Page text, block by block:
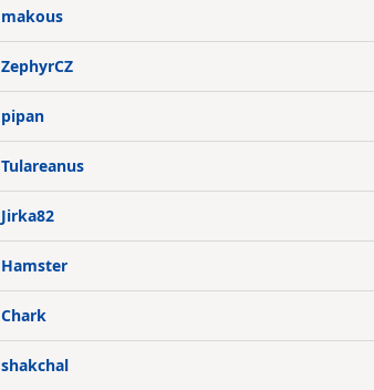
makous
ZephyrCZ
pipan
Tulareanus
Jirka82
Hamster
Chark
shakchal